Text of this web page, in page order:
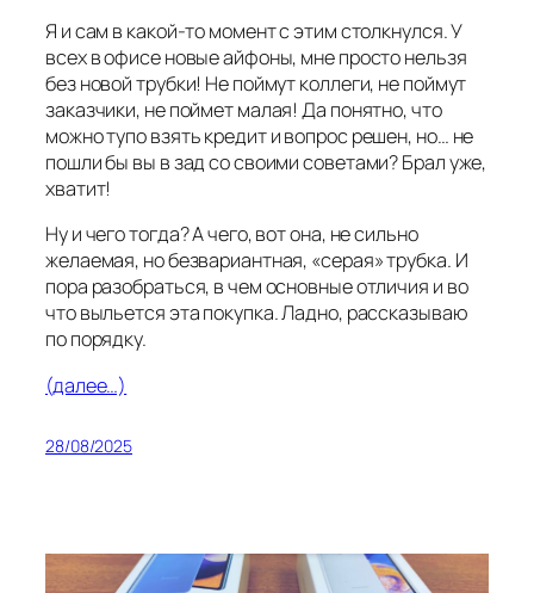
Я и сам в какой-то момент с этим столкнулся. У
всех в офисе новые айфоны, мне просто нельзя
без новой трубки! Не поймут коллеги, не поймут
заказчики, не поймет малая! Да понятно, что
можно тупо взять кредит и вопрос решен, но… не
пошли бы вы в зад со своими советами? Брал уже,
хватит!
Ну и чего тогда? А чего, вот она, не сильно
желаемая, но безвариантная, «серая» трубка. И
пора разобраться, в чем основные отличия и во
что выльется эта покупка. Ладно, рассказываю
по порядку.
(далее…)
28/08/2025